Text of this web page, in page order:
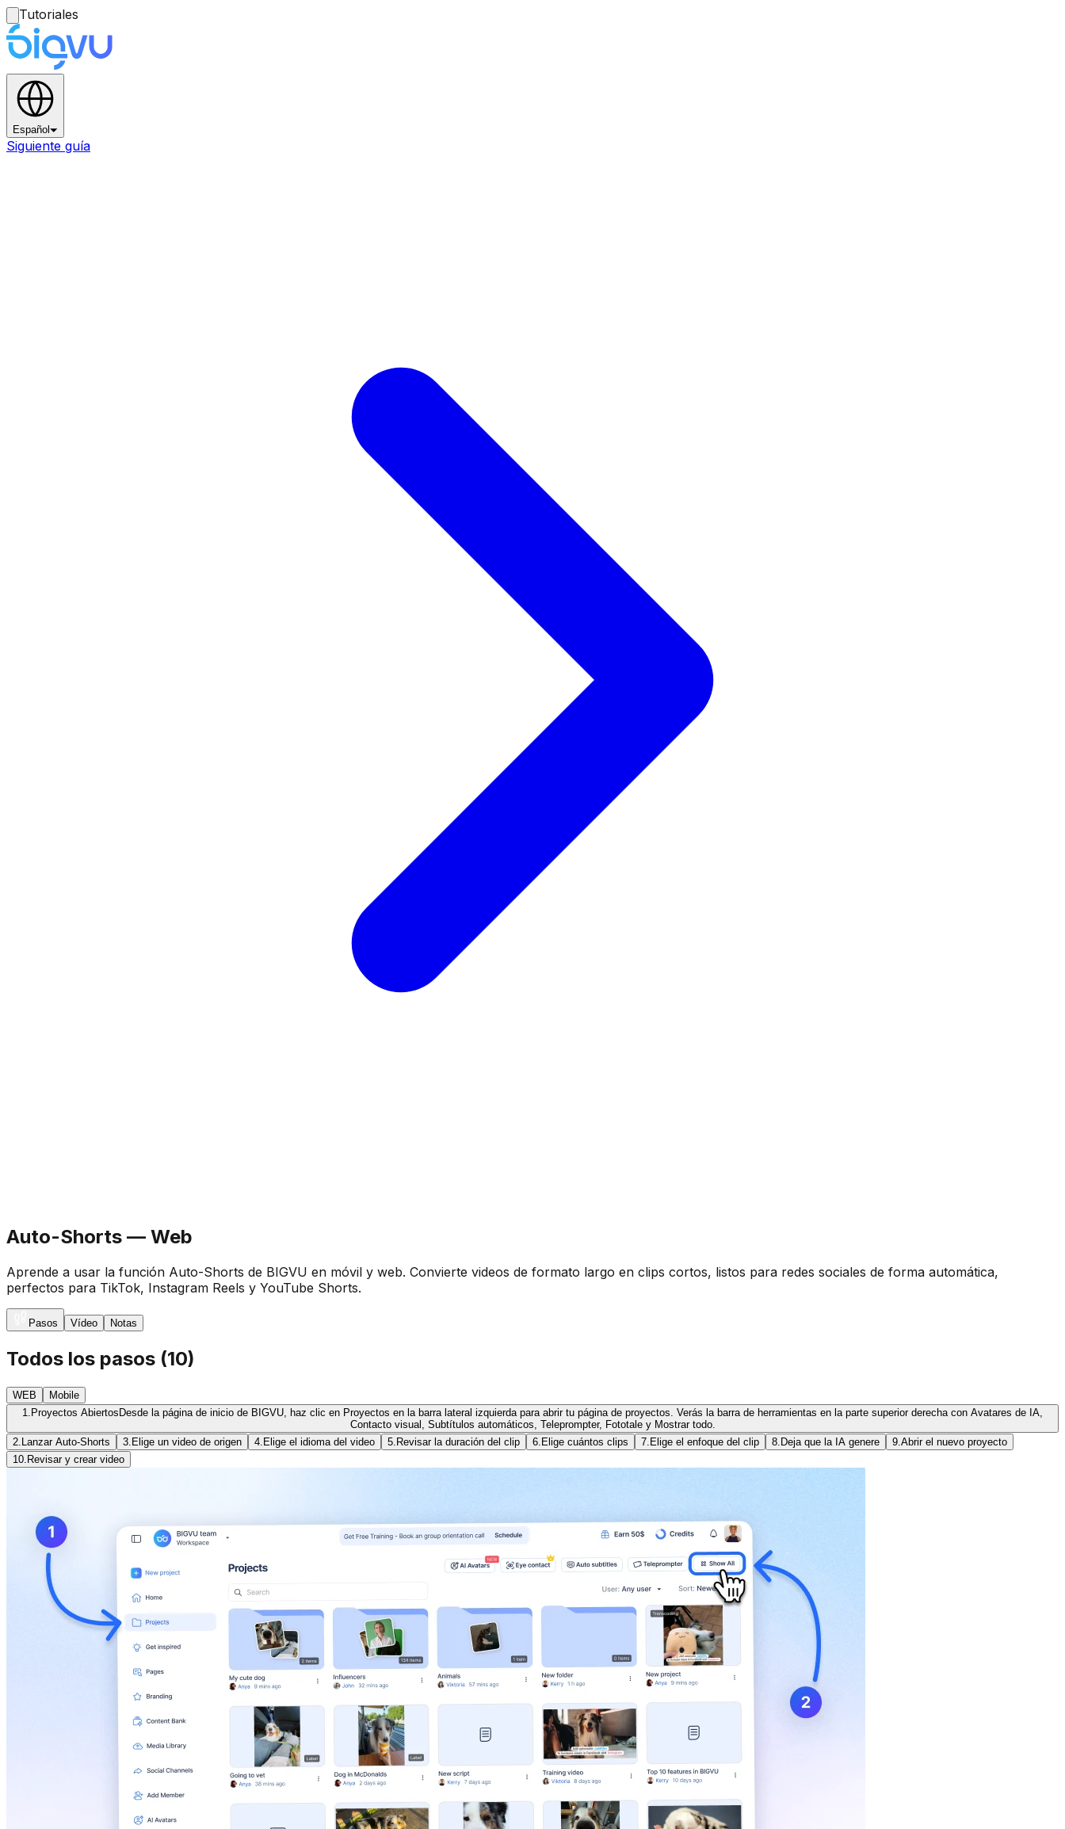
Tutoriales
Español
Siguiente guía
Auto-Shorts — Web
Aprende a usar la función Auto-Shorts de BIGVU en móvil y web. Convierte videos de formato largo en clips cortos, listos para redes sociales de forma automática,
perfectos para TikTok, Instagram Reels y YouTube Shorts.
Pasos Vídeo Notas
Todos los pasos (10)
WEB
Mobile
1. Proyectos AbiertosDesde la página de inicio de BIGVU, haz clic en Proyectos en la barra lateral izquierda para abrir tu página de proyectos. Verás la barra de herramientas en la parte superior derecha con Avatares de IA,
Contacto visual, Subtítulos automáticos, Teleprompter, Fototale y Mostrar todo.
2. Lanzar Auto-Shorts 3. Elige un video de origen 4. Elige el idioma del video 5. Revisar la duración del clip 6. Elige cuántos clips 7. Elige el enfoque del clip 8. Deja que la IA genere 9. Abrir el nuevo proyecto
10. Revisar y crear video